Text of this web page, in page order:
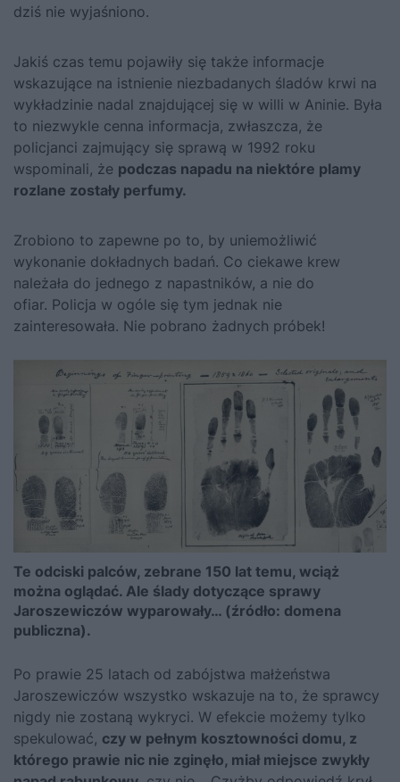
dziś nie wyjaśniono.
Jakiś czas temu pojawiły się także informacje
wskazujące na istnienie niezbadanych śladów krwi na
wykładzinie nadal znajdującej się w willi w Aninie. Była
to niezwykle cenna informacja, zwłaszcza, że
policjanci zajmujący się sprawą w 1992 roku
wspominali, że podczas napadu na niektóre plamy
rozlane zostały perfumy.
Zrobiono to zapewne po to, by uniemożliwić
wykonanie dokładnych badań. Co ciekawe krew
należała do jednego z napastników, a nie do
ofiar. Policja w ogóle się tym jednak nie
zainteresowała. Nie pobrano żadnych próbek!
Te odciski palców, zebrane 150 lat temu, wciąż
można oglądać. Ale ślady dotyczące sprawy
Jaroszewiczów wyparowały… (źródło: domena
publiczna).
Po prawie 25 latach od zabójstwa małżeństwa
Jaroszewiczów wszystko wskazuje na to, że sprawcy
nigdy nie zostaną wykryci. W efekcie możemy tylko
spekulować, czy w pełnym kosztowności domu, z
którego prawie nic nie zginęło, miał miejsce zwykły